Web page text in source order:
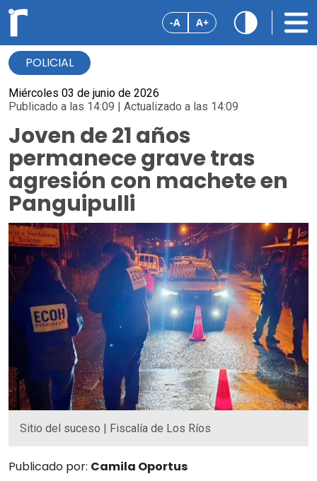
-A A+
POLICIAL
Miércoles 03 de junio de 2026
Publicado a las 14:09 | Actualizado a las 14:09
Joven de 21 años
permanece grave tras
agresión con machete en
Panguipulli
Sitio del suceso | Fiscalía de Los Ríos
Publicado por: Camila Oportus